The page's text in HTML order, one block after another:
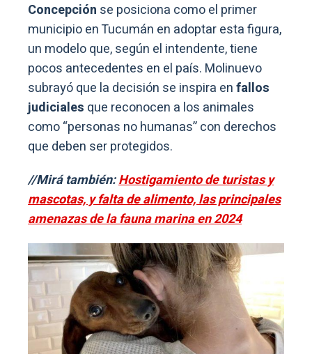
Concepción se posiciona como el primer
municipio en Tucumán en adoptar esta figura,
un modelo que, según el intendente, tiene
pocos antecedentes en el país. Molinuevo
subrayó que la decisión se inspira enfallos
judiciales que reconocen a los animales
como “personas no humanas” con derechos
que deben ser protegidos.
//Mirá también:Hostigamiento de turistas y
mascotas, y falta de alimento, las principales
amenazas de la fauna marina en 2024